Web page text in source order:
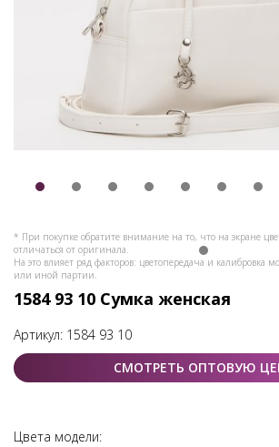
* При покупке обратите внимание на то, что на экране
отличаться от оригинала.
На это влияет ряд факторов: цветопередача и калибровка
или иной партии.
1584 93 10 Сумка женская
Артикул: 1584 93 10
СМОТРЕТЬ ОПТОВУЮ
Цвета модели: